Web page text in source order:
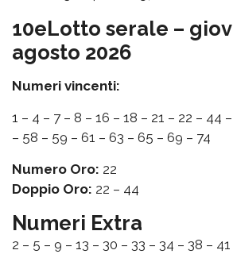
10eLotto serale –
agosto 2026
Numeri vincenti:
1 – 4 – 7 – 8 – 16 – 18 – 21 – 22 – 44
– 58 – 59 – 61 – 63 – 65 – 69 – 74
Numero Oro: 22
Doppio Oro: 22 – 44
Numeri Extra
2 – 5 – 9 – 13 – 30 – 33 – 34 – 38 –